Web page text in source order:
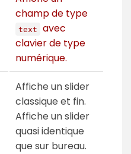
champ de type
text
avec
clavier de type
numérique.
Affiche un slider
classique et fin.
Affiche un slider
quasi identique
que sur bureau.